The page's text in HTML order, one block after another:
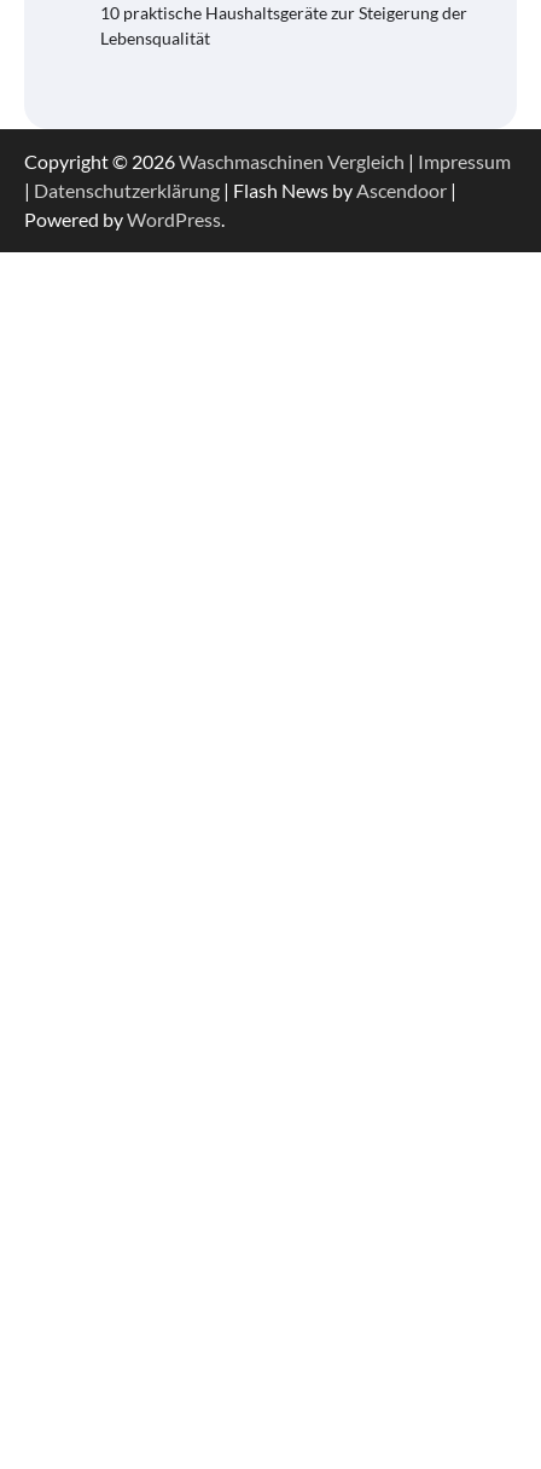
10 praktische Haushaltsgeräte zur Steigerung der
Lebensqualität
Copyright © 2026Waschmaschinen Vergleich | Impressum
| Datenschutzerklärung | Flash News byAscendoor |
Powered byWordPress.